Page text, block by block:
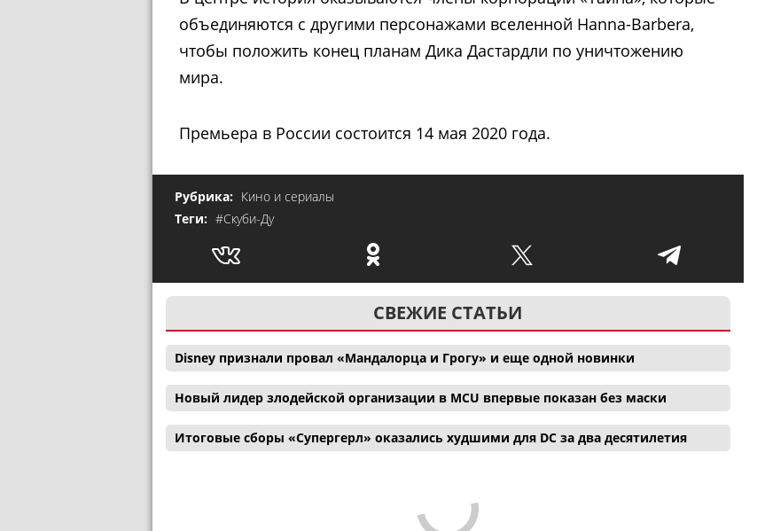
объединяются с другими персонажами вселенной Hanna-Barbera,
чтобы положить конец планам Дика Дастардли по уничтожению
мира.
Премьера в России состоится 14 мая 2020 года.
Рубрика: Кино и сериалы
Теги: #Скуби-Ду
СВЕЖИЕ СТАТЬИ
Disney признали провал «Мандалорца и Грогу» и еще одной новинки
Новый лидер злодейской организации в MCU впервые показан без маски
Итоговые сборы «Супергерл» оказались худшими для DC за два десятилетия